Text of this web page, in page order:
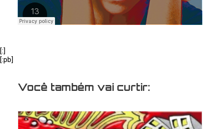
[:]
[:pb]
Você também vai curtir: